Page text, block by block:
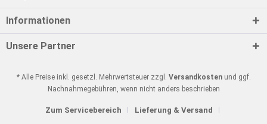
Informationen
Unsere Partner
* Alle Preise inkl. gesetzl. Mehrwertsteuer zzgl. Versandkostenund ggf.
Nachnahmegebühren, wenn nicht anders beschrieben
Zum Servicebereich Lieferung & Versand